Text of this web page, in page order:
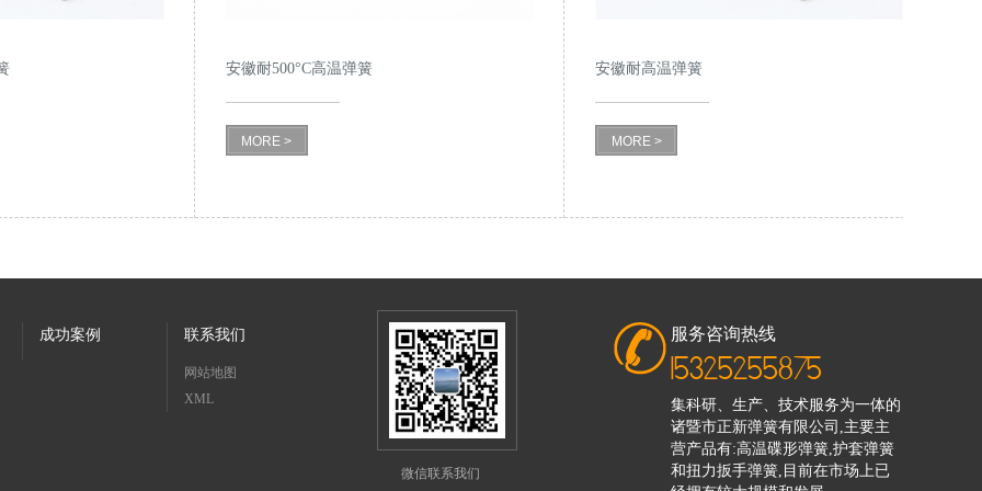
安徽耐500°C高温弹簧
MORE >
安徽耐高温弹簧
MORE >
成功案例 联系我们
网站地图
XML
微信联系我们
服务咨询热线
15325255875
集科研、生产、技术服务为一体的
诸暨市正新弹簧有限公司,主要主
营产品有:高温碟形弹簧,护套弹簧
和扭力扳手弹簧,目前在市场上已